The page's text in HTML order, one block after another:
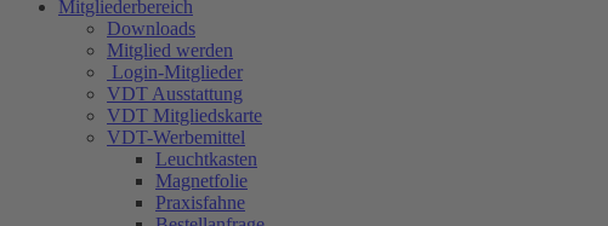
Mitgliederbereich
Downloads
Mitglied werden
Login-Mitglieder
VDT Ausstattung
VDT Mitgliedskarte
VDT-Werbemittel
Leuchtkasten
Magnetfolie
Praxisfahne